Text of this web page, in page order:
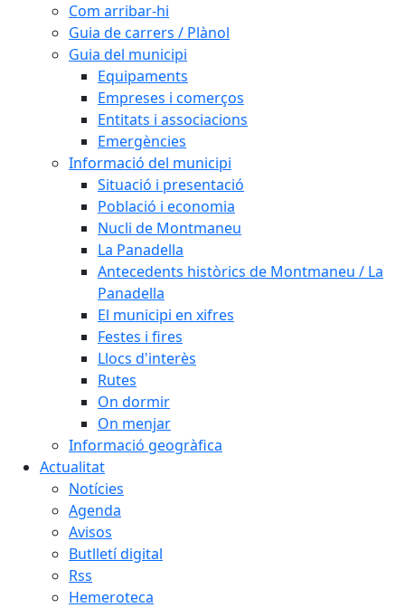
Com arribar-hi
Guia de carrers / Plànol
Guia del municipi
Equipaments
Empreses i comerços
Entitats i associacions
Emergències
Informació del municipi
Situació i presentació
Població i economia
Nucli de Montmaneu
La Panadella
Antecedents històrics de Montmaneu / La
Panadella
El municipi en xifres
Festes i fires
Llocs d'interès
Rutes
On dormir
On menjar
Informació geogràfica
Actualitat
Notícies
Agenda
Avisos
Butlletí digital
Rss
Hemeroteca